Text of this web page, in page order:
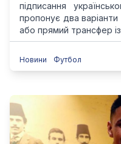
підписання
пропонує два варіанти
або прямий трансфер
Новини Футбол